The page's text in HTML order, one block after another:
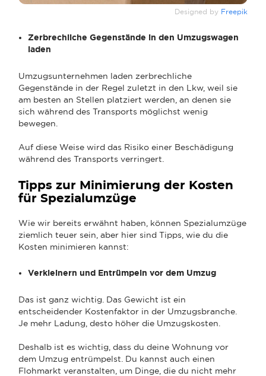
Designed by Freepik
Zerbrechliche Gegenstände in den Umzugswagen
laden
Umzugsunternehmen laden zerbrechliche
Gegenstände in der Regel zuletzt in den Lkw, weil sie
am besten an Stellen platziert werden, an denen sie
sich während des Transports möglichst wenig
bewegen.
Auf diese Weise wird das Risiko einer Beschädigung
während des Transports verringert.
Tipps zur Minimierung der Kosten
für Spezialumzüge
Wie wir bereits erwähnt haben, können Spezialumzüge
ziemlich teuer sein, aber hier sind Tipps, wie du die
Kosten minimieren kannst:
Verkleinern und Entrümpeln vor dem Umzug
Das ist ganz wichtig. Das Gewicht ist ein
entscheidender Kostenfaktor in der Umzugsbranche.
Je mehr Ladung, desto höher die Umzugskosten.
Deshalb ist es wichtig, dass du deine Wohnung vor
dem Umzug entrümpelst. Du kannst auch einen
Flohmarkt veranstalten, um Dinge, die du nicht mehr